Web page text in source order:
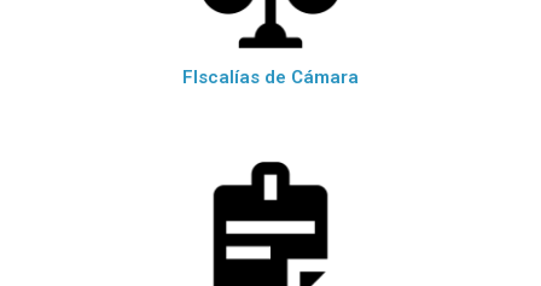
FIscalías de Cámara